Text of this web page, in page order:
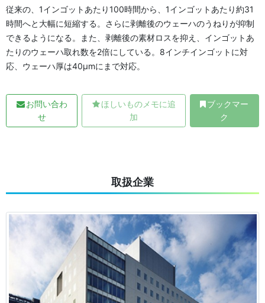
従来の、1インゴットあたり100時間から、1インゴットあたり約31
時間へと大幅に短縮する。さらに剥離後のウェーハのうねりが抑制
できるようになる。また、剥離後の素材ロスを抑え、インゴットあ
たりのウェーハ取れ数を2倍にしている。8インチインゴットに対
応、ウェーハ厚は40μmにまで対応。
お問い合わ
せ
ほしいものメモに追
加
ブックマー
ク
取扱企業